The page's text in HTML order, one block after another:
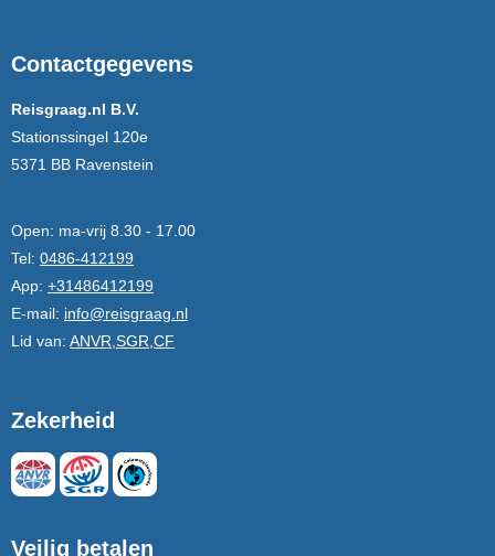
Contactgegevens
Reisgraag.nl B.V.
Stationssingel 120e
5371 BB Ravenstein
Open: ma-vrij 8.30 - 17.00
Tel: 0486-412199
App: +31486412199
E-mail: info@reisgraag.nl
Lid van: ANVR,SGR,CF
Zekerheid
Veilig betalen